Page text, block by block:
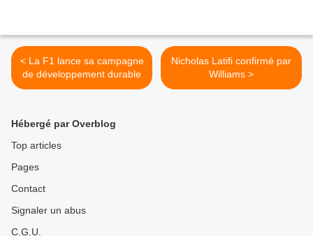
< La F1 lance sa campagne
de développement durable
Nicholas Latifi confirmé par
Williams >
Hébergé par Overblog
Top articles
Pages
Contact
Signaler un abus
C.G.U.